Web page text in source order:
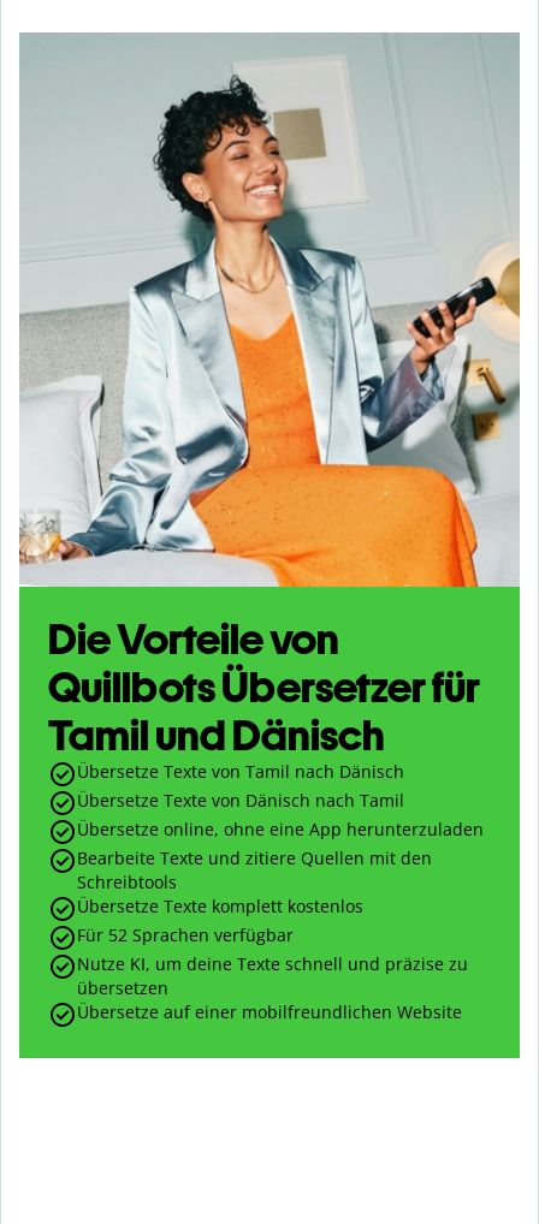
Die Vorteile von
Quillbots Übersetzer für
Tamil und Dänisch
Übersetze Texte von Tamil nach Dänisch
Übersetze Texte von Dänisch nach Tamil
Übersetze online, ohne eine App herunterzuladen
Bearbeite Texte und zitiere Quellen mit den
Schreibtools
Übersetze Texte komplett kostenlos
Für 52 Sprachen verfügbar
Nutze KI, um deine Texte schnell und präzise zu
übersetzen
Übersetze auf einer mobilfreundlichen Website